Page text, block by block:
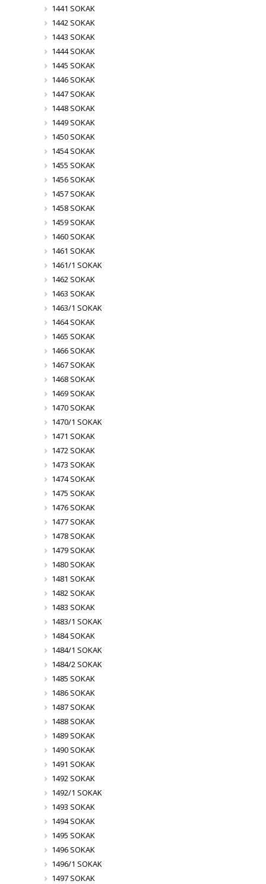
1441 SOKAK
1442 SOKAK
1443 SOKAK
1444 SOKAK
1445 SOKAK
1446 SOKAK
1447 SOKAK
1448 SOKAK
1449 SOKAK
1450 SOKAK
1454 SOKAK
1455 SOKAK
1456 SOKAK
1457 SOKAK
1458 SOKAK
1459 SOKAK
1460 SOKAK
1461 SOKAK
1461/1 SOKAK
1462 SOKAK
1463 SOKAK
1463/1 SOKAK
1464 SOKAK
1465 SOKAK
1466 SOKAK
1467 SOKAK
1468 SOKAK
1469 SOKAK
1470 SOKAK
1470/1 SOKAK
1471 SOKAK
1472 SOKAK
1473 SOKAK
1474 SOKAK
1475 SOKAK
1476 SOKAK
1477 SOKAK
1478 SOKAK
1479 SOKAK
1480 SOKAK
1481 SOKAK
1482 SOKAK
1483 SOKAK
1483/1 SOKAK
1484 SOKAK
1484/1 SOKAK
1484/2 SOKAK
1485 SOKAK
1486 SOKAK
1487 SOKAK
1488 SOKAK
1489 SOKAK
1490 SOKAK
1491 SOKAK
1492 SOKAK
1492/1 SOKAK
1493 SOKAK
1494 SOKAK
1495 SOKAK
1496 SOKAK
1496/1 SOKAK
1497 SOKAK